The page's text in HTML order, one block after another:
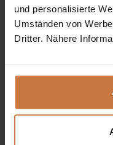
und personalisierte
Umständen von
Dritter. Nähere
Inhalt0.05 Liter(€ 1.140,00 * /
€ 57,00 *